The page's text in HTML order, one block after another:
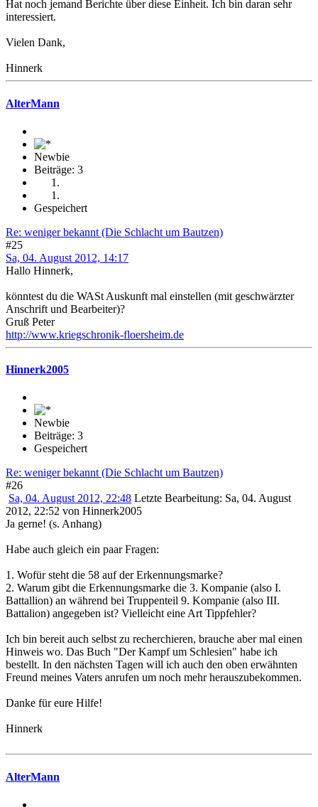
Hat noch jemand Berichte über diese Einheit. Ich bin daran sehr
interessiert.
Vielen Dank,
Hinnerk
AlterMann
Newbie
Beiträge: 3
Gespeichert
Re: weniger bekannt (Die Schlacht um Bautzen)
#25
Sa, 04. August 2012, 14:17
Hallo Hinnerk,
könntest du die WASt Auskunft mal einstellen (mit geschwärzter
Anschrift und Bearbeiter)?
Gruß Peter
http://www.kriegschronik-floersheim.de
Hinnerk2005
Newbie
Beiträge: 3
Gespeichert
Re: weniger bekannt (Die Schlacht um Bautzen)
#26
Sa, 04. August 2012, 22:48 Letzte Bearbeitung: Sa, 04. August
2012, 22:52 von Hinnerk2005
Ja gerne! (s. Anhang)
Habe auch gleich ein paar Fragen:
1. Wofür steht die 58 auf der Erkennungsmarke?
2. Warum gibt die Erkennungsmarke die 3. Kompanie (also I.
Battallion) an während bei Truppenteil 9. Kompanie (also III.
Battalion) angegeben ist? Vielleicht eine Art Tippfehler?
Ich bin bereit auch selbst zu recherchieren, brauche aber mal einen
Hinweis wo. Das Buch "Der Kampf um Schlesien" habe ich
bestellt. In den nächsten Tagen will ich auch den oben erwähnten
Freund meines Vaters anrufen um noch mehr herauszubekommen.
Danke für eure Hilfe!
Hinnerk
AlterMann